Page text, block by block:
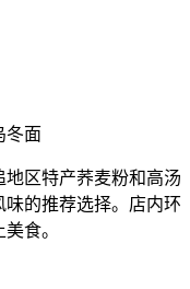
冬面
区特产荞麦粉和高汤
的推荐选择。店内环
食。